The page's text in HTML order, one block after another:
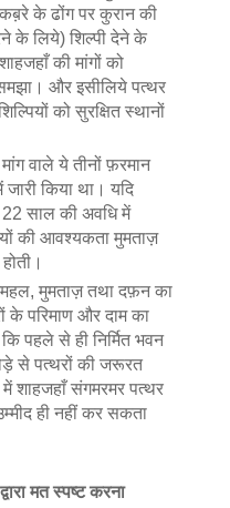
के ढोंग पर कुरान की
के लिये) शिल्पी देने के
की मांगों को
और इसीलिये पत्थर
को सुरक्षित स्थानों
वाले ये तीनों फ़रमान
जारी किया था। यदि
साल की अवधि में
की आवश्यकता मुमताज़
मुमताज़ तथा दफ़न का
के परिमाण और दाम का
पहले से ही निर्मित भवन
से पत्थरों की जरूरत
शाहजहाँ संगमरमर पत्थर
ही नहीं कर सकता
मत स्‍पष्‍ट करना